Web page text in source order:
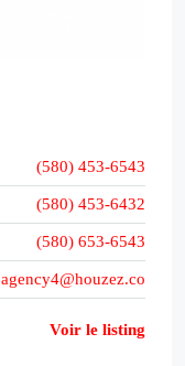
(580) 453-6543
(580) 453-6432
(580) 653-6543
agency4@houzez.co
Voir le listing